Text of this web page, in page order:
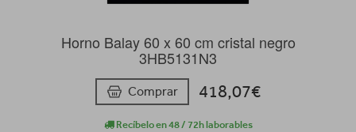
Horno Balay 60 x 60 cm cristal negro
3HB5131N3
Comprar 418,07€
Recíbelo en 48 / 72h laborables